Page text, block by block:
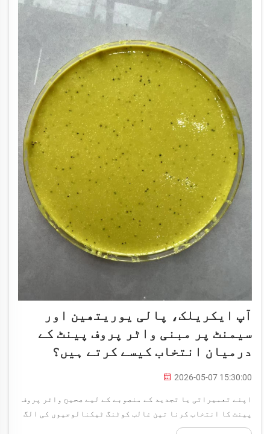
آپ ایکریلک، پالی یوریتھین اور
سیمنٹ پر مبنی واٹر پروف پینٹ کے
درمیان انتخاب کیسے کرتے ہیں؟
2026-05-07 15:30:00
اپنے تعمیراتی یا تجدید کے منصوبے کے لیے صحیح واٹر پروف
پینٹ کا انتخاب کرنا تین غالب کوٹنگ ٹیکنالوجیوں کی الگ
الگ خصوصیات، کارکردگی کی صلاحیتوں اور استعمال کے تناظر